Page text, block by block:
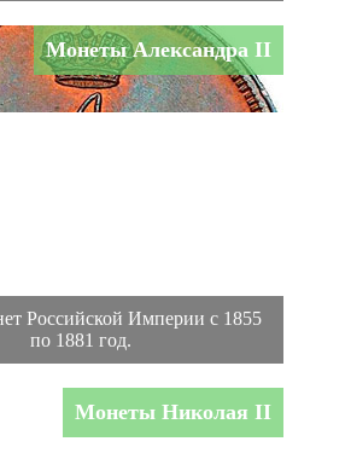
Монеты Александра II
Российской Империи с 1855
по 1881 год.
Монеты Николая II